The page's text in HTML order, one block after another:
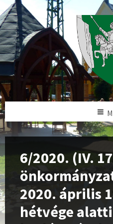
6/2020. (IV.
2020. április
hétvége